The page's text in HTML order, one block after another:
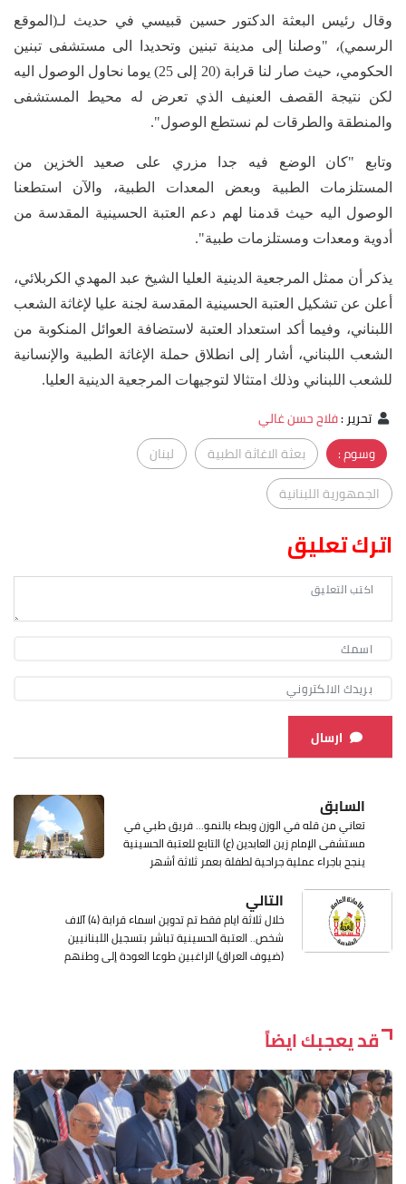
وقال رئيس البعثة الدكتور حسين قبيسي في حديث لـ(الموقع
الرسمي)، "وصلنا إلى مدينة تبنين وتحديدا الى مستشفى تبنين
الحكومي، حيث صار لنا قرابة (20 إلى 25) يوما نحاول الوصول اليه
لكن نتيجة القصف العنيف الذي تعرض له محيط المستشفى
والمنطقة والطرقات لم نستطع الوصول".
وتابع "كان الوضع فيه جدا مزري على صعيد الخزين من
المستلزمات الطبية وبعض المعدات الطبية، والآن استطعنا
الوصول اليه حيث قدمنا لهم دعم العتبة الحسينية المقدسة من
أدوية ومعدات ومستلزمات طبية".
يذكر أن ممثل المرجعية الدينية العليا الشيخ عبد المهدي الكربلائي،
أعلن عن تشكيل العتبة الحسينية المقدسة لجنة عليا لإغاثة الشعب
اللبناني، وفيما أكد استعداد العتبة لاستضافة العوائل المنكوبة من
الشعب اللبناني، أشار إلى انطلاق حملة الإغاثة الطبية والإنسانية
للشعب اللبناني وذلك امتثالا لتوجيهات المرجعية الدينية العليا.
تحرير:فلاح حسن غالي
وسوم :
بعثة الاغاثة الطبية
لبنان
الجمهورية اللبنانية
اترك تعليق
ارسال
السابق
تعاني من قله في الوزن وبطء بالنمو... فريق طبي في
مستشفى الإمام زين العابدين (ع) التابع للعتبة الحسينية
ينجح باجراء عملية جراحية لطفلة بعمر ثلاثة أشهر
التالي
خلال ثلاثة ايام فقط تم تدوين اسماء قرابة (4) آلاف
شخص.. العتبة الحسينية تباشر بتسجيل اللبنانيين
(ضيوف العراق) الراغبين طوعا العودة إلى وطنهم
قد يعجبك ايضاً